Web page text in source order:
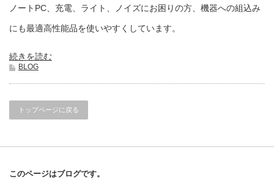
ノートPC、充電、ライト、ノイズにお困りの方、機器への組込み
にも最適高性能品を使いやすくしています。
続きを読む
BLOG
トップページに戻る
このページはブログです。